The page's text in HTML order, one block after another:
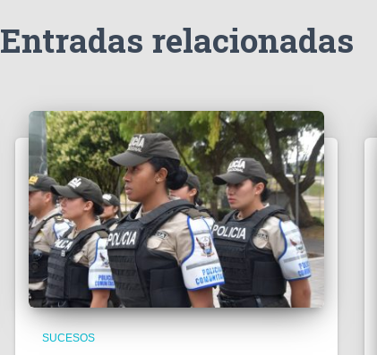
Entradas relacionadas
SUCESOS